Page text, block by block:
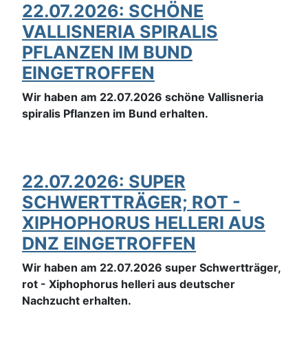
22.07.2026: SCHÖNE
VALLISNERIA SPIRALIS
PFLANZEN IM BUND
EINGETROFFEN
Wir haben am 22.07.2026 schöne Vallisneria
spiralis Pflanzen im Bund erhalten.
22.07.2026: SUPER
SCHWERTTRÄGER; ROT -
XIPHOPHORUS HELLERI AUS
DNZ EINGETROFFEN
Wir haben am 22.07.2026 super Schwertträger,
rot - Xiphophorus helleri aus deutscher
Nachzucht erhalten.